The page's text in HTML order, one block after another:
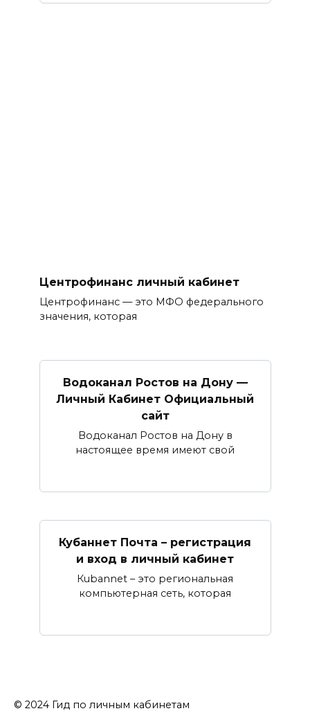
Центрофинанс личный кабинет
Центрофинанс — это МФО федерального
значения, которая
Водоканал Ростов на Дону —
Личный Кабинет Официальный
сайт
Водоканал Ростов на Дону в
настоящее время имеют свой
Кубаннет Почта – регистрация
и вход в личный кабинет
Кubannet – это региональная
компьютерная сеть, которая
© 2024 Гид по личным кабинетам